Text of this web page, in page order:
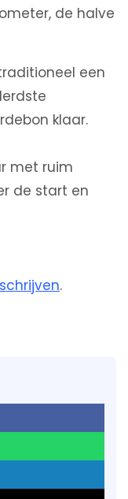
de halve
een
klaar.
met ruim
de start en
.